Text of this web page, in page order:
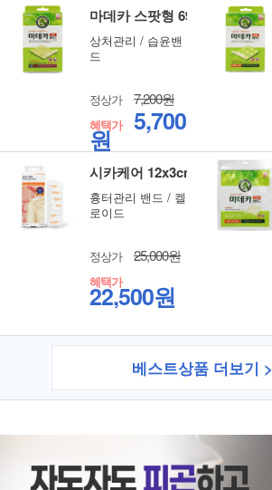
마데카 스팟형 69매
상처관리 / 습윤밴
드
정상가 7,200원
혜택가 5,700
원
시카케어 12x3cm 1매입
흉터관리 밴드 / 켈
로이드
정상가 25,000원
혜택가
22,500원
베스트상품 더보기 >